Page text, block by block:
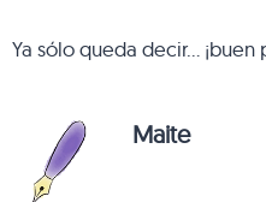
Ya sólo queda decir… ¡buen
Maite